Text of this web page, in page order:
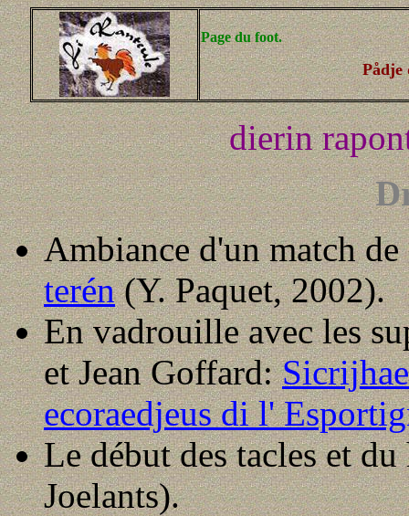
Page du foot.
Pådje
dierin
Ambiance d'un match de
terén(Y. Paquet, 2002).
En vadrouille avec les
et Jean Goffard:
ecoraedjeus di l'
Le début des tacles et
Joelants).